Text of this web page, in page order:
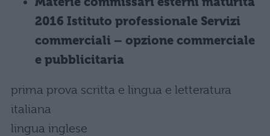
2016 Istituto professionale Servizi
commerciali – opzione commerciale
e pubblicitaria
prima prova scritta e lingua e letteratura
italiana
lingua inglese